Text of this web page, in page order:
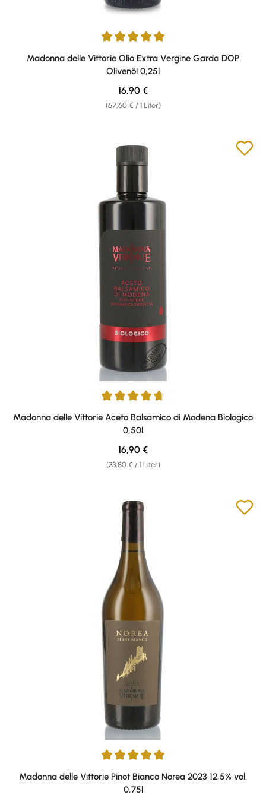
Durchschnittliche Bewertung von 5 von 5 Sternen
Madonna delle Vittorie Olio Extra Vergine Garda DOP
Olivenöl 0,25l
(67,60 € / 1 Liter)
Regulärer Preis:
16,90 €
Durchschnittliche Bewertung von 4.8 von 5 Sternen
Madonna delle Vittorie Aceto Balsamico di Modena Biologico
0,50l
(33,80 € / 1 Liter)
Regulärer Preis:
16,90 €
Durchschnittliche Bewertung von 5 von 5 Sternen
Madonna delle Vittorie Pinot Bianco Norea 2023 12,5% vol.
0,75l